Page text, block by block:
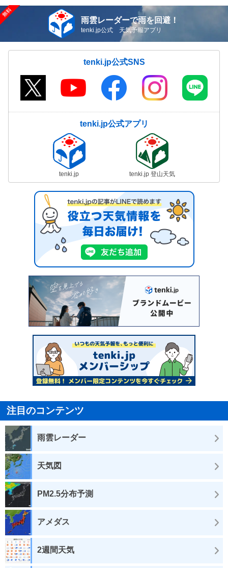
雨雲レーダーで雨を回避！
tenki.jp公式 天気予報アプリ
tenki.jp公式SNS
tenki.jp公式アプリ
tenki.jp tenki.jp 登山天気
注目のコンテンツ
雨雲レーダー
天気図
PM2.5分布予測
アメダス
2週間天気